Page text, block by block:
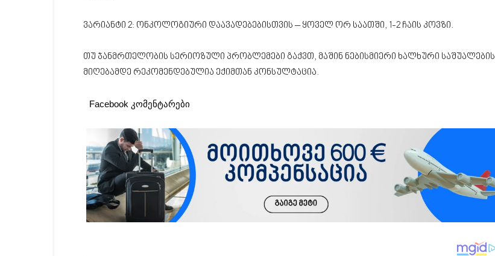
ვარიანტი 2: ონკოლოგიური დაავადებებისთვის – ყოველ ორ საათში, 1-2 ჩაის კოვზი.
თუ ჯანმრთელობის სერიოზული პრობლემები გაქვთ, მაშინ ნებისმიერი ხალხური საშუალების
მიღებამდე რეკომენდებულია ექიმთან კონსულტაცია.
Facebook კომენტარები